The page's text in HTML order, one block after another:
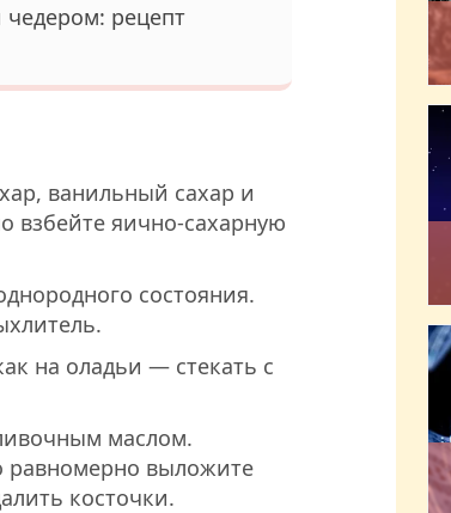
рецепт
ванильный сахар и
яично-сахарную
состояния.
на оладьи — стекать с
маслом.
равномерно выложите
косточки.